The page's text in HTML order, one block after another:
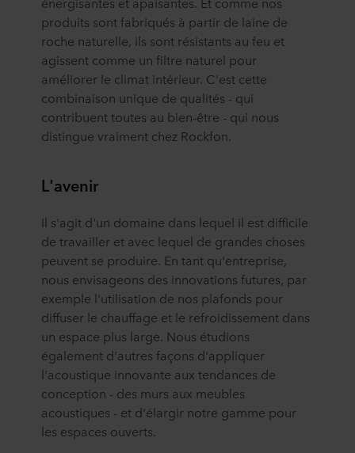
produits sont fabriqués à partir de laine de
roche naturelle, ils sont résistants au feu et
agissent comme un filtre naturel pour
améliorer le climat intérieur. C'est cette
combinaison unique de qualités - qui
contribuent toutes au bien-être - qui nous
distingue vraiment chez Rockfon.
L'avenir
Il s'agit d'un domaine dans lequel il est difficile
de travailler et avec lequel de grandes choses
peuvent se produire. En tant qu'entreprise,
nous envisageons des innovations futures, par
exemple l'utilisation de nos plafonds pour
diffuser le chauffage et le refroidissement dans
un espace plus large. Nous étudions
également d'autres façons d'appliquer
l'acoustique innovante aux tendances de
conception - des murs aux meubles
acoustiques - et d'élargir notre gamme pour
les espaces ouverts.